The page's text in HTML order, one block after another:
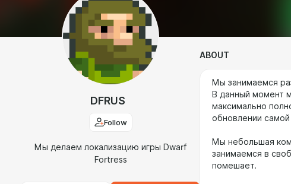
DFRUS
Follow
Мы делаем локализацию игры Dwarf
Fortress
ABOUT
Мы занимаемся
В данный момент
максимально
обновлении самой
Мы небольшая
занимаемся в
помешает.